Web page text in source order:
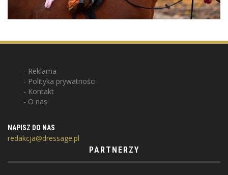
Reklama
Polityka prywatności
Kontakt
O nas
NAPISZ DO NAS
redakcja@dressage.pl
PARTNERZY